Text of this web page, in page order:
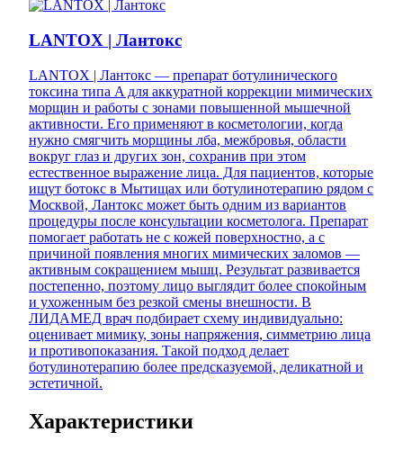
LANTOX | Лантокс
LANTOX | Лантокс — препарат ботулинического
токсина типа A для аккуратной коррекции мимических
морщин и работы с зонами повышенной мышечной
активности. Его применяют в косметологии, когда
нужно смягчить морщины лба, межбровья, области
вокруг глаз и других зон, сохранив при этом
естественное выражение лица. Для пациентов, которые
ищут ботокс в Мытищах или ботулинотерапию рядом с
Москвой, Лантокс может быть одним из вариантов
процедуры после консультации косметолога. Препарат
помогает работать не с кожей поверхностно, а с
причиной появления многих мимических заломов —
активным сокращением мышц. Результат развивается
постепенно, поэтому лицо выглядит более спокойным
и ухоженным без резкой смены внешности. В
ЛИДАМЕД врач подбирает схему индивидуально:
оценивает мимику, зоны напряжения, симметрию лица
и противопоказания. Такой подход делает
ботулинотерапию более предсказуемой, деликатной и
эстетичной.
Характеристики